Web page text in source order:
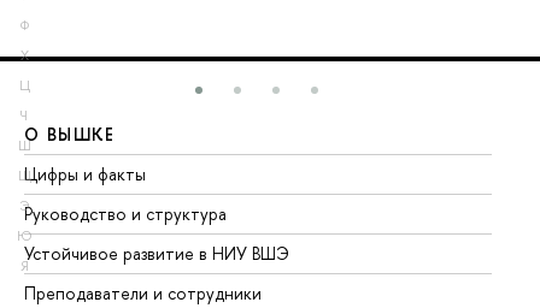
Ф
Х
Ц
Ч
Ш
Щ
Э
Ю
Я
О ВЫШКЕ
Цифры и факты
Руководство и структура
Устойчивое развитие в НИУ ВШЭ
Преподаватели и сотрудники